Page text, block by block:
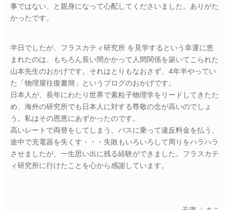
事ではない、と親身になって心配してくださいました。ありがた
かったです。
半日でしたが、フラスカティ研究所 を見学するという幸運に恵
まれたのは、もちろん長い間かかって人間関係を築いてこられた
山本先生のおかげです。それはとりもなおさず、4年半やってい
た「物理屋往復書簡」というブログのおかげです。
日本人が、長年にわたり世界で素粒子物理学をリードしてきたた
め、海外の研究所でも日本人に対する尊敬の念が高いのでしょ
う。私はその恩恵にあずかったのです。
高いレートで両替をしてしまう、バスに乗って違反料金を払う、
途中で充電器を失くす・・・失敗もいろいろして周りをハラハラ
させましたが、一生思い出に残る経験ができました。フラスカテ
ィ研究所に行けたことを心から感謝しています。